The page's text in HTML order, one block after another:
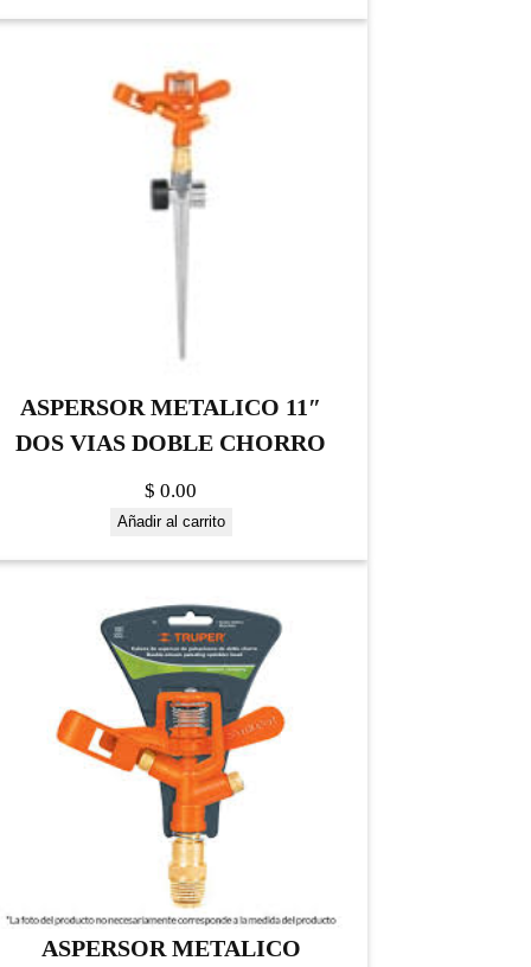
ASPERSOR METALICO 11″
DOS VIAS DOBLE CHORRO
$ 0.00
Añadir al carrito
ASPERSOR METALICO